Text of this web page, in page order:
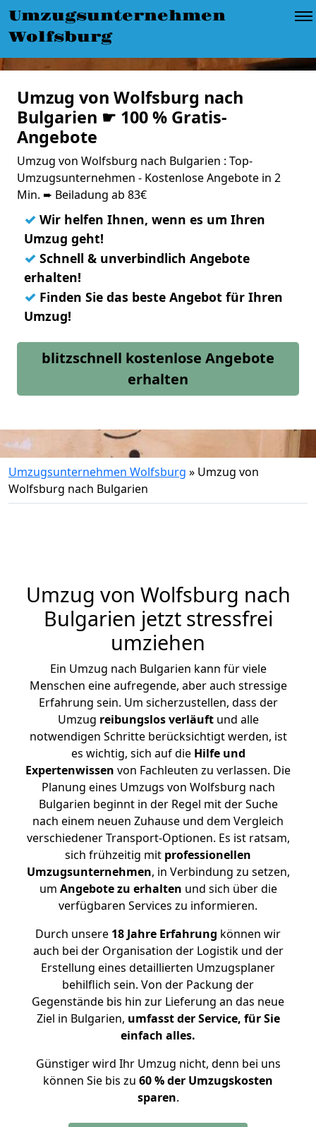
Umzugsunternehmen
Wolfsburg
Umzug von Wolfsburg nach
Bulgarien ☛ 100 % Gratis-
Angebote
Umzug von Wolfsburg nach Bulgarien : Top-
Umzugsunternehmen - Kostenlose Angebote in 2
Min. ➨ Beiladung ab 83€
✓ Wir helfen Ihnen, wenn es um Ihren
Umzug geht!
✓ Schnell & unverbindlich Angebote
erhalten!
✓ Finden Sie das beste Angebot für Ihren
Umzug!
blitzschnell kostenlose Angebote
erhalten
Umzugsunternehmen Wolfsburg » Umzug von
Wolfsburg nach Bulgarien
Umzug von Wolfsburg nach
Bulgarien jetzt stressfrei
umziehen
Ein Umzug nach Bulgarien kann für viele
Menschen eine aufregende, aber auch stressige
Erfahrung sein. Um sicherzustellen, dass der
Umzug reibungslos verläuftund alle
notwendigen Schritte berücksichtigt werden, ist
es wichtig, sich auf die Hilfe und
Expertenwissen von Fachleuten zu verlassen. Die
Planung eines Umzugs von Wolfsburg nach
Bulgarien beginnt in der Regel mit der Suche
nach einem neuen Zuhause und dem Vergleich
verschiedener Transport-Optionen. Es ist ratsam,
sich frühzeitig mit professionellen
Umzugsunternehmen, in Verbindung zu setzen,
um Angebote zu erhalten und sich über die
verfügbaren Services zu informieren.
Durch unsere 18 Jahre Erfahrung können wir
auch bei der Organisation der Logistik und der
Erstellung eines detaillierten Umzugsplaner
behilflich sein. Von der Packung der
Gegenstände bis hin zur Lieferung an das neue
Ziel in Bulgarien, umfasst der Service, für Sie
einfach alles.
Günstiger wird Ihr Umzug nicht, denn bei uns
können Sie bis zu 60 % der Umzugskosten
sparen.